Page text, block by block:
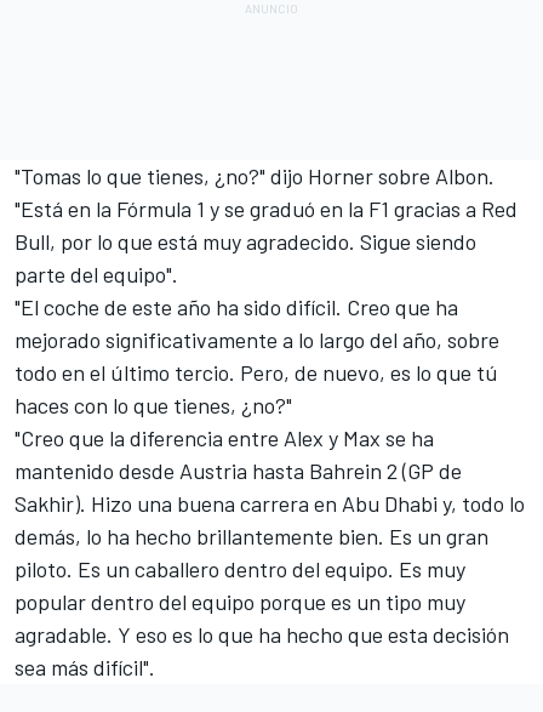
"Tomas lo que tienes, ¿no?" dijo Horner sobre Albon.
"Está en la Fórmula 1 y se graduó en la F1 gracias a Red
Bull, por lo que está muy agradecido. Sigue siendo
parte del equipo".
"El coche de este año ha sido difícil. Creo que ha
mejorado significativamente a lo largo del año, sobre
todo en el último tercio. Pero, de nuevo, es lo que tú
haces con lo que tienes, ¿no?"
"Creo que la diferencia entre Alex y Max se ha
mantenido desde Austria hasta Bahrein 2 (GP de
Sakhir). Hizo una buena carrera en Abu Dhabi y, todo lo
demás, lo ha hecho brillantemente bien. Es un gran
piloto. Es un caballero dentro del equipo. Es muy
popular dentro del equipo porque es un tipo muy
agradable. Y eso es lo que ha hecho que esta decisión
sea más difícil".